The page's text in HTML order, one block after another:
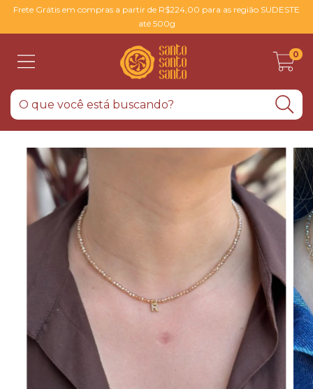
Frete Grátis em compras a partir de R$224,00 para as região SUDESTE
até 500g
0